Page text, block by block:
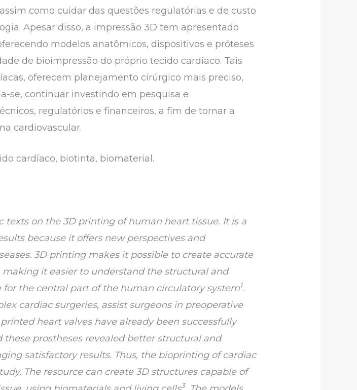
como cuidar das questões regulatórias e de custo
Apesar disso, a impressão 3D tem apresentado
modelos anatômicos, dispositivos e próteses
de bioimpressão do próprio tecido cardíaco. Tais
oferecem planejamento cirúrgico mais preciso,
se, continuar investindo em pesquisa e
regulatórios e financeiros, a fim de tornar a
cardiovascular.
cardíaco, biotinta, biomaterial.
texts on the 3D printing of human heart tissue. It is a
because it offers new perspectives and
3D printing makes it possible to create accurate
it easier to understand the structural and
the central part of the human circulatory system1.
cardiac surgeries, assist surgeons in preoperative
heart valves have already been successfully
these prostheses revealed better structural and
satisfactory results. Thus, the bioprinting of cardiac
The resource can create 3D structures capable of
3